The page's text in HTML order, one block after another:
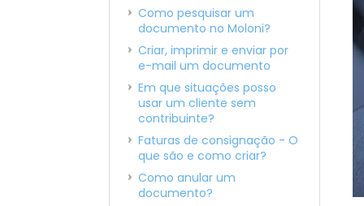
Como pesquisar um
documento no Moloni?
Criar, imprimir e enviar por
e-mail um documento
Em que situações posso
usar um cliente sem
contribuinte?
Faturas de consignação - O
que são e como criar?
Como anular um
documento?